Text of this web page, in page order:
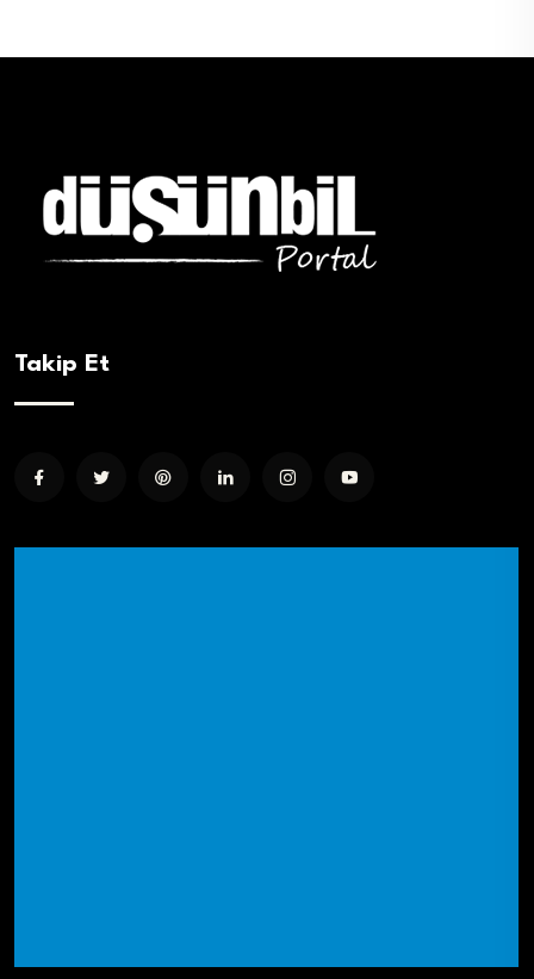
Takip Et